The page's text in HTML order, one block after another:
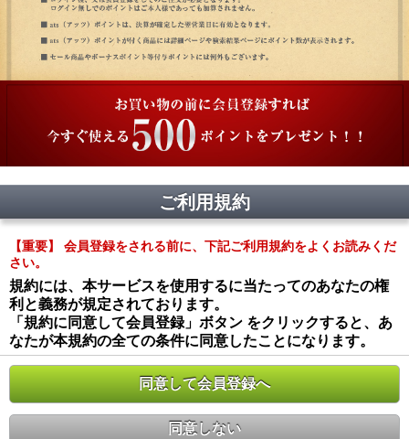
ご利用規約
【重要】 会員登録をされる前に、下記ご利用規約をよくお読みくだ
さい。
規約には、本サービスを使用するに当たってのあなたの権
利と義務が規定されております。
「規約に同意して会員登録」ボタン をクリックすると、あ
なたが本規約の全ての条件に同意したことになります。
同意して会員登録へ
同意しない